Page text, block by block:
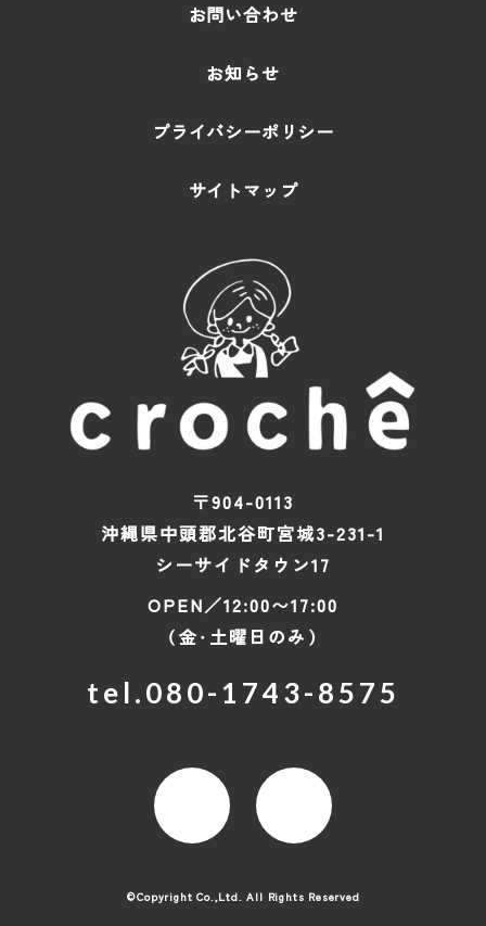
お問い合わせ
お知らせ
プライバシーポリシー
サイトマップ
〒904-0113
沖縄県中頭郡北谷町宮城3-231-1
シーサイドタウン17
OPEN／12:00〜17:00
（金・土曜日のみ）
tel.080-1743-8575
©Copyright Co.,Ltd. All Rights Reserved